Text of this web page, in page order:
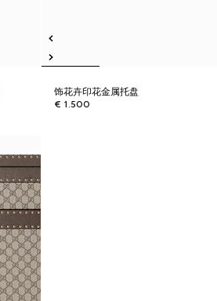
饰花卉印花金属托盘
€ 1.500